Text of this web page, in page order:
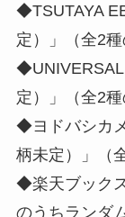
◆TSUTAYA
定）」（全2種
◆UNIVERSAL
定）」（全2種
◆ヨドバシカ
柄未定）」（
◆楽天ブック
のうちランダ